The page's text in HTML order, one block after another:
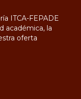
ITCA-FEPADE
académica, la
oferta